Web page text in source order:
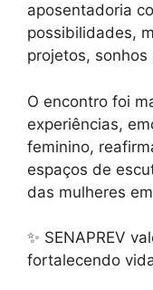
aposentadoria
possibilidades,
projetos,
O encontro foi
experiências,
feminino,
espaços de
das mulheres
✨ SENAPREV
fortalecendo